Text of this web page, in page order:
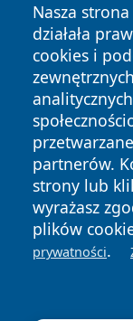
Nasza
działała
cookies i
partnerów.
strony lub
wyrażasz
plików
prywatności.
Copyright © 2026
zastrzeżone.
News Autorzy